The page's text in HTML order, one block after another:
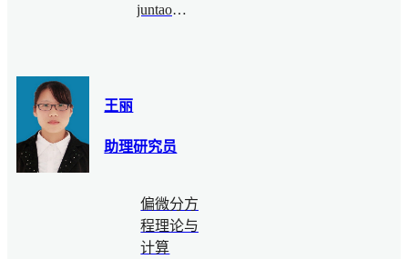
juntao.wang@bimsa.cn
王丽
助理研究员
偏微分方
程理论与
计算